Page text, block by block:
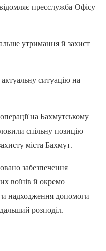
пресслужба Офісу
утримання й захист
ситуацію на
на Бахмутському
спільну позицію
міста Бахмут.
забезпечення
воїнів й окремо
надходження допомоги
розподіл.